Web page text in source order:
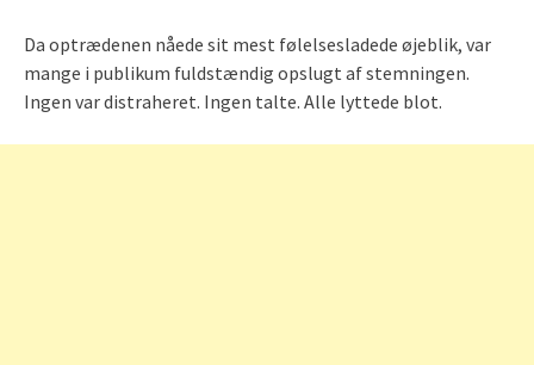
Da optrædenen nåede sit mest følelsesladede øjeblik, var
mange i publikum fuldstændig opslugt af stemningen.
Ingen var distraheret. Ingen talte. Alle lyttede blot.